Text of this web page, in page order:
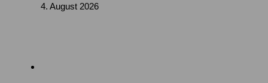
4. August 2026